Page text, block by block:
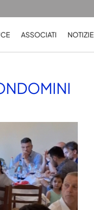
ASSOCIATI NOTIZIE